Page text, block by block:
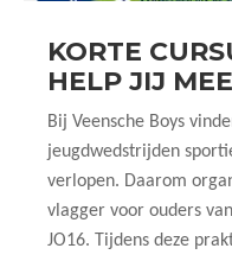
KORTE
HELP JIJ
Bij Veensche Boys
jeugdwedstrijden
verlopen. Daarom
vlagger voor ouders
JO16. Tijdens deze